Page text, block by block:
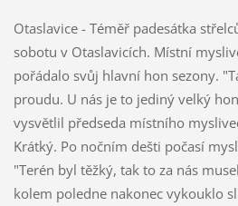
Otaslavice - Téměř padesátka
sobotu v Otaslavicích. Místní
pořádalo svůj hlavní hon sezony.
proudu. U nás je to jediný velký
vysvětlil předseda místního
Krátký. Po nočním dešti počasí
"Terén byl těžký, tak to za nás
kolem poledne nakonec vykouklo